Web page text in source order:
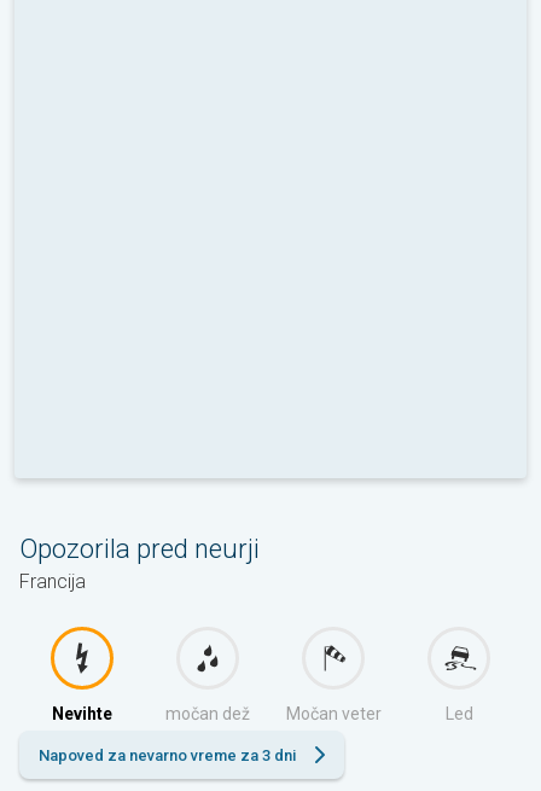
Opozorila pred neurji
Francija
Nevihte močan dež Močan veter Led
Napoved za nevarno vreme za 3 dni